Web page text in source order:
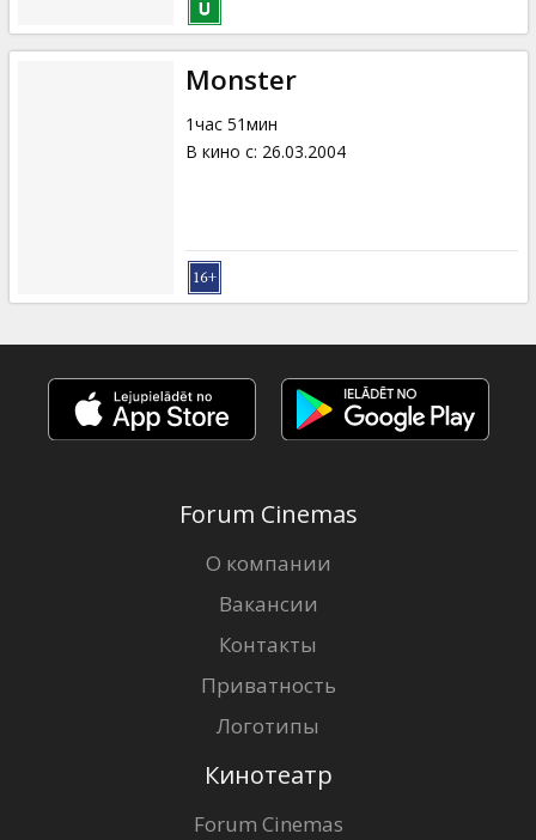
Monster
1час 51мин
В кино с: 26.03.2004
Forum Cinemas
О компании
Вакансии
Контакты
Приватность
Логотипы
Кинотеатр
Forum Cinemas